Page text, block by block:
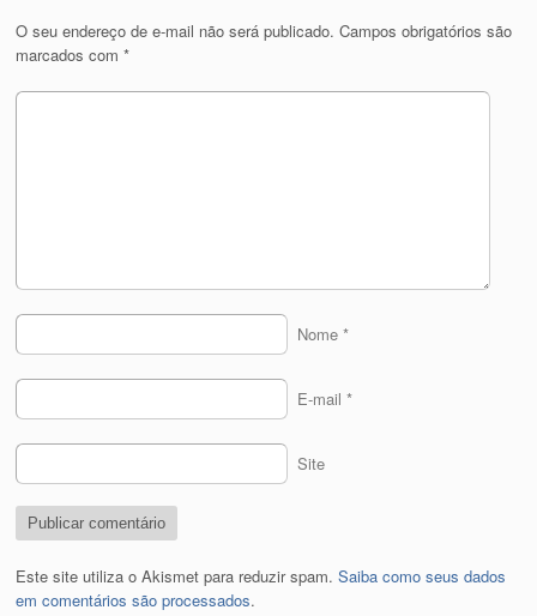
O seu endereço de e-mail não será publicado. Campos obrigatórios são
marcados com*
Nome *
E-mail *
Site
Este site utiliza o Akismet para reduzir spam.Saiba como seus dados
em comentários são processados.